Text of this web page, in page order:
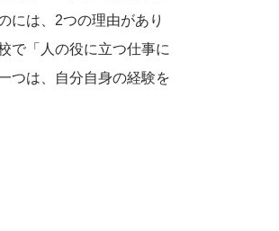
には、2つの理由があり
で「人の役に立つ仕事に
つは、自分自身の経験を